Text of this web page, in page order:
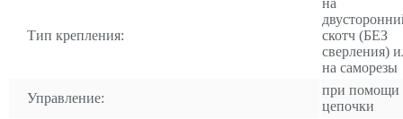
Тип крепления:
скотч (БЕЗ
сверления)
на саморезы
Управление:
при помощи
цепочки